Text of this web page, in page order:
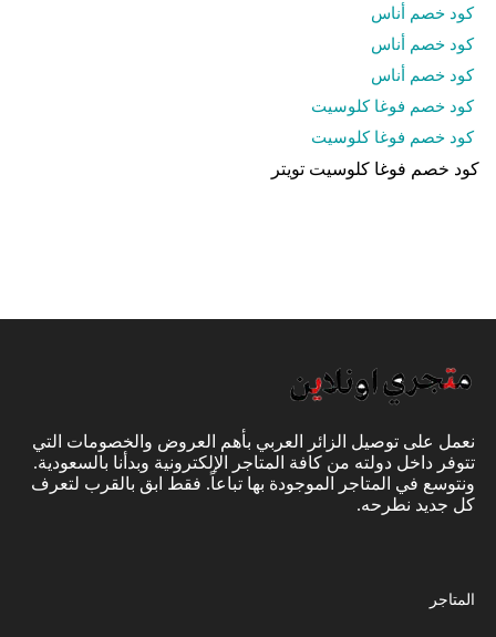
كود خصم أناس
كود خصم أناس
كود خصم أناس
كود خصم فوغا كلوسيت
كود خصم فوغا كلوسيت
كود خصم فوغا كلوسيت تويتر
نعمل على توصيل الزائر العربي بأهم العروض والخصومات التي
تتوفر داخل دولته من كافة المتاجر الإلكترونية وبدأنا بالسعودية.
ونتوسع في المتاجر الموجودة بها تباعاً. فقط ابق بالقرب لتعرف
كل جديد نطرحه.
المتاجر